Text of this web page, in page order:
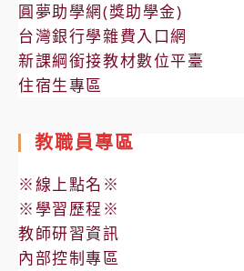
圓夢助學網(獎助學金)
台灣銀行學雜費入口網
新課綱銜接教材數位平臺
住宿生專區
教職員專區
※線上點名※
※學習歷程※
教師研習資訊
內部控制專區